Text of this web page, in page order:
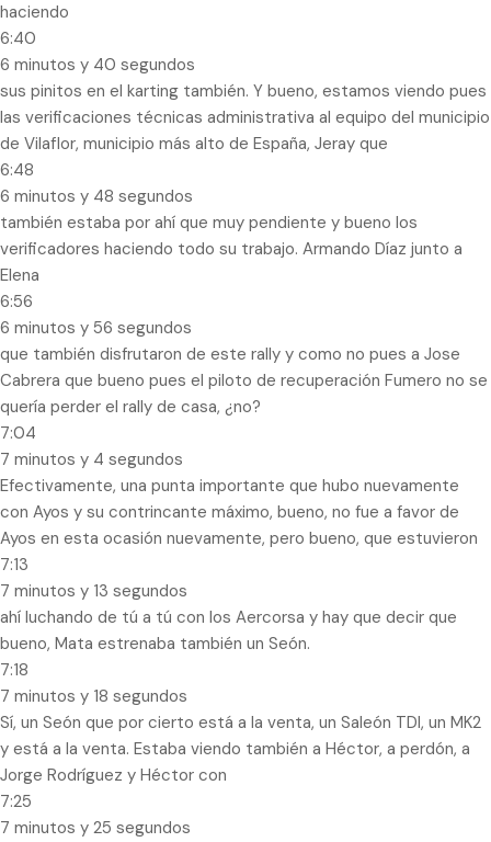
haciendo
6:40
6 minutos y 40 segundos
sus pinitos en el karting también. Y bueno, estamos viendo pues
las verificaciones técnicas administrativa al equipo del municipio
de Vilaflor, municipio más alto de España, Jeray que
6:48
6 minutos y 48 segundos
también estaba por ahí que muy pendiente y bueno los
verificadores haciendo todo su trabajo. Armando Díaz junto a
Elena
6:56
6 minutos y 56 segundos
que también disfrutaron de este rally y como no pues a Jose
Cabrera que bueno pues el piloto de recuperación Fumero no se
quería perder el rally de casa, ¿no?
7:04
7 minutos y 4 segundos
Efectivamente, una punta importante que hubo nuevamente
con Ayos y su contrincante máximo, bueno, no fue a favor de
Ayos en esta ocasión nuevamente, pero bueno, que estuvieron
7:13
7 minutos y 13 segundos
ahí luchando de tú a tú con los Aercorsa y hay que decir que
bueno, Mata estrenaba también un Seón.
7:18
7 minutos y 18 segundos
Sí, un Seón que por cierto está a la venta, un Saleón TDI, un MK2
y está a la venta. Estaba viendo también a Héctor, a perdón, a
Jorge Rodríguez y Héctor con
7:25
7 minutos y 25 segundos